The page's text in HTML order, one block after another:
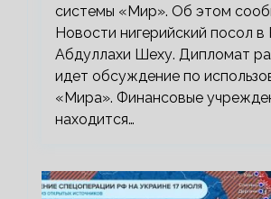
системы «Мир». Об этом
Новости нигерийский посол в
Абдуллахи Шеху. Дипломат
идет обсуждение по
«Мира». Финансовые
находится…